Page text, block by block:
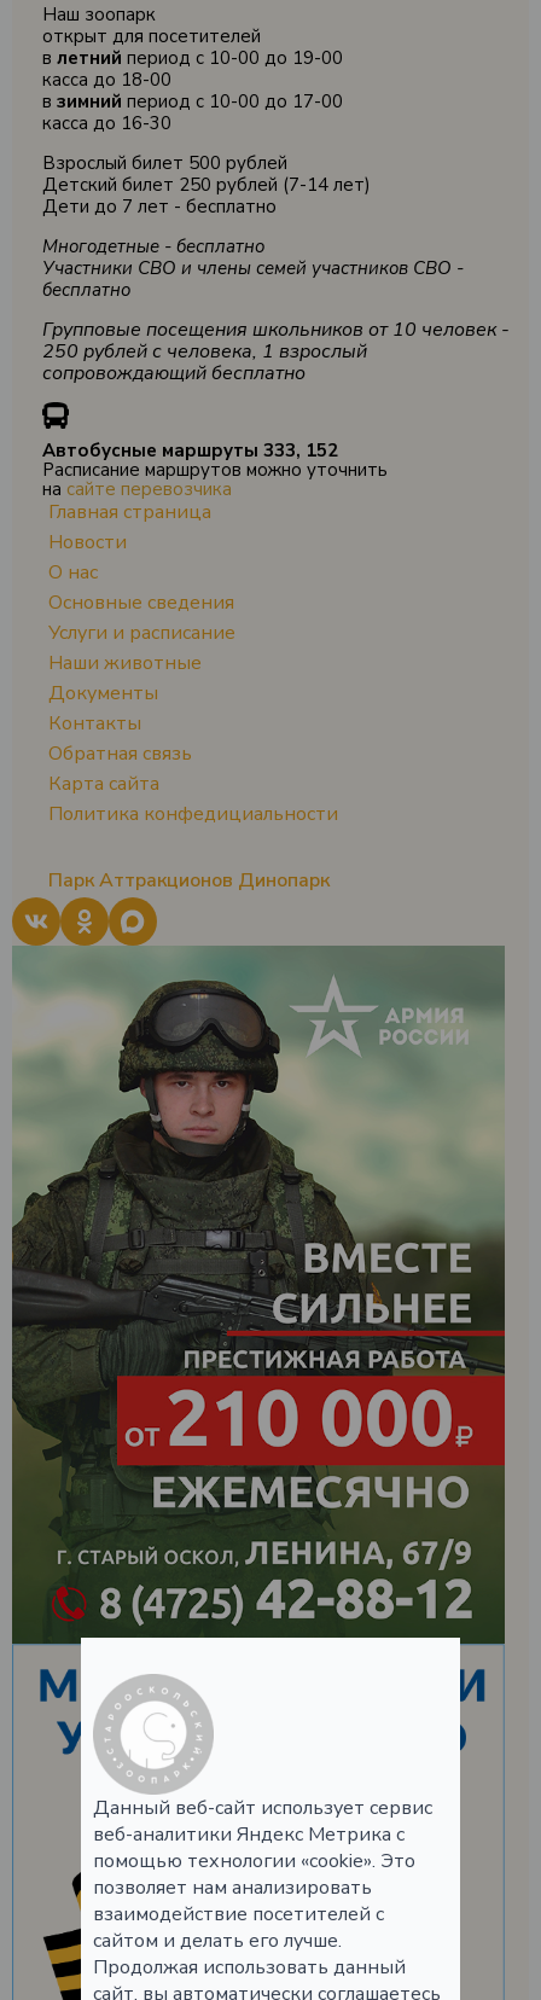
Наш зоопарк
открыт для посетителей
в летний период с 10-00 до 19-00
касса до 18-00
в зимний период с 10-00 до 17-00
касса до 16-30
Взрослый билет 500 рублей
Детский билет 250 рублей (7-14 лет)
Дети до 7 лет - бесплатно
Многодетные - бесплатно
Участники СВО и члены семей участников СВО -
бесплатно
Групповые посещения школьников от 10 человек -
250 рублей с человека, 1 взрослый
сопровождающий бесплатно
Автобусные маршруты 333, 152
Расписание маршрутов можно уточнить
на сайте перевозчика
Главная страница
Новости
О нас
Основные сведения
Услуги и расписание
Наши животные
Документы
Контакты
Обратная связь
Карта сайта
Политика конфедициальности
Парк Аттракционов Динопарк
Данный веб-сайт использует сервис
веб-аналитики Яндекс Метрика с
помощью технологии «cookie». Это
позволяет нам анализировать
взаимодействие посетителей с
сайтом и делать его лучше.
Продолжая использовать данный
сайт, вы автоматически соглашаетесь